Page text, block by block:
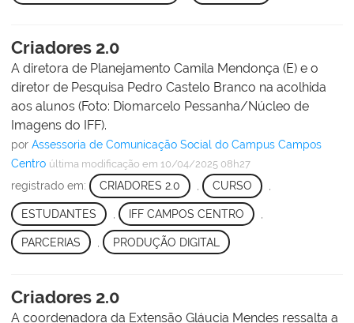
Criadores 2.0
A diretora de Planejamento Camila Mendonça (E) e o
diretor de Pesquisa Pedro Castelo Branco na acolhida
aos alunos (Foto: Diomarcelo Pessanha/Núcleo de
Imagens do IFF).
por Assessoria de Comunicação Social do Campus Campos
Centro última modificação em 10/04/2025 08h27
registrado em: CRIADORES 2.0 , CURSO ,
ESTUDANTES IFF CAMPOS CENTRO
PARCERIAS PRODUÇÃO DIGITAL
Criadores 2.0
A coordenadora da Extensão Gláucia Mendes ressalta a